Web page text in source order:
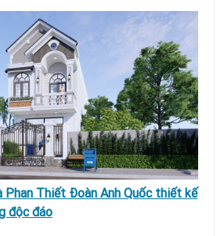
Phan Thiết Đoàn Anh Quốc thiết kế
độc đáo